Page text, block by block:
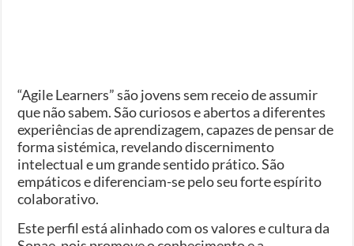
“Agile Learners” são jovens sem receio de assumir
que não sabem. São curiosos e abertos a diferentes
experiências de aprendizagem, capazes de pensar de
forma sistémica, revelando discernimento
intelectual e um grande sentido prático. São
empáticos e diferenciam-se pelo seu forte espírito
colaborativo.
Este perfil está alinhado com os valores e cultura da